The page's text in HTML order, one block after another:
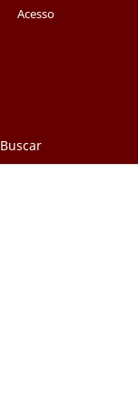
Buscar
Acesso